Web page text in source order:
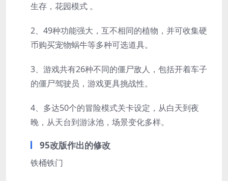
生存，花园模式 。
2、49种功能强大，互不相同的植物，并可收集硬
币购买宠物蜗牛等多种可选道具。
3、游戏共有26种不同的僵尸敌人，包括开着车子
的僵尸驾驶员，游戏更具挑战性。
4、多达50个的冒险模式关卡设定，从白天到夜
晚，从天台到游泳池，场景变化多样。
95改版作出的修改
铁桶铁门